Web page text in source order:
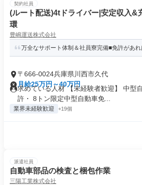
契約社員
(ルート配送)4tドライバー|安定収入&
環
豊嶋運送株式会社
万全なサポート体制＆社員寮完備■免許があ
〒666-0024兵庫県川西市久代
月給25万円～40万円
求めている人材 【未経験者歓迎】 中型
許・ 8トン限定中型自動車免...
業界未経験歓迎 +19個
派遣社員
自動車部品の検査と梱包作業
三陽工業株式会社